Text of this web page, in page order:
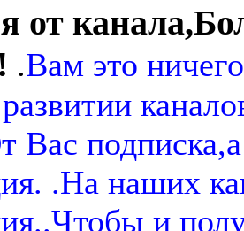
от
.Вам это
Вас
.На наших
и